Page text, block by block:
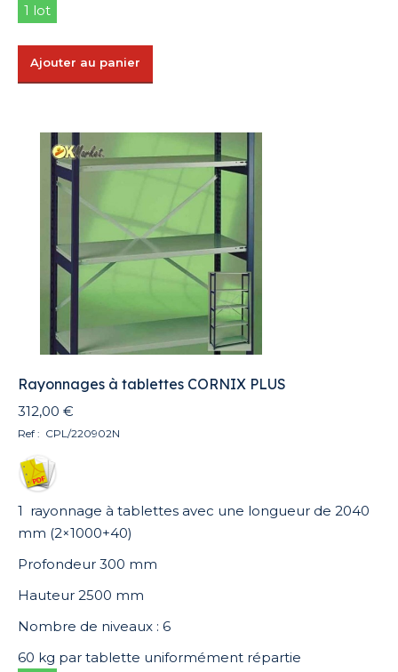
1 lot
Ajouter au panier
Rayonnages à tablettes CORNIX PLUS
312,00 €
Ref : CPL/220902N
1 rayonnage à tablettes avec une longueur de 2040
mm (2×1000+40)
Profondeur 300 mm
Hauteur 2500 mm
Nombre de niveaux : 6
60 kg par tablette uniformément répartie